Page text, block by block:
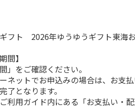
フト 2026年ゆうゆうギフト東海
間】
」をご確認ください。
ネットでお申込みの場合は、お支
了となります。
利用ガイド内にある「お支払い・